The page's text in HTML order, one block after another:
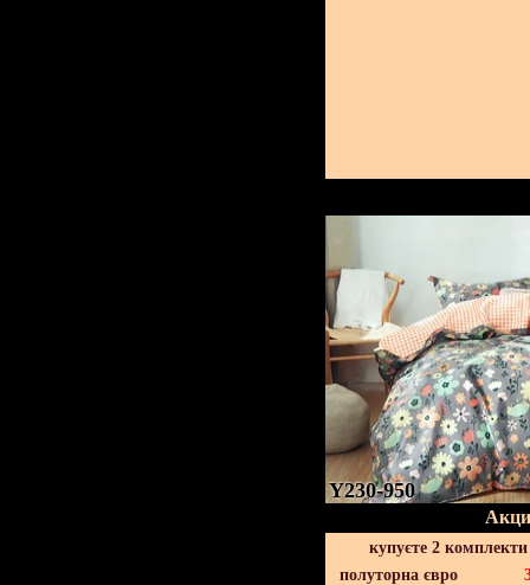
Y230-950
купуєте 2
полуторна євро